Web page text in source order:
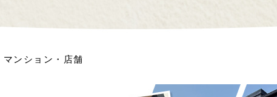
ンション・店舗